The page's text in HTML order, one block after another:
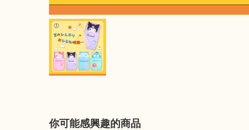
你可能感興趣的商品